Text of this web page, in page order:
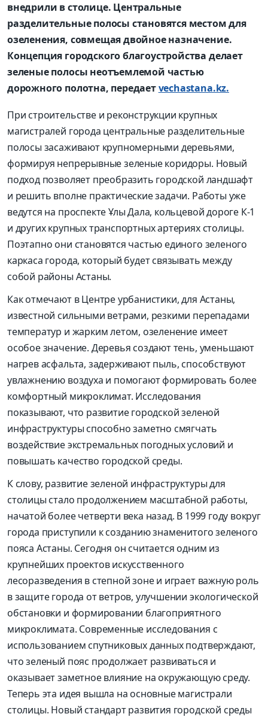
внедрили в столице. Центральные
разделительные полосы становятся местом для
озеленения, совмещая двойное назначение.
Концепция городского благоустройства делает
зеленые полосы неотъемлемой частью
дорожного полотна, передаетvechastana.kz.
При строительстве и реконструкции крупных
магистралей города центральные разделительные
полосы засаживают крупномерными деревьями,
формируя непрерывные зеленые коридоры. Новый
подход позволяет преобразить городской ландшафт
и решить вполне практические задачи. Работы уже
ведутся на проспекте Ұлы Дала, кольцевой дороге К-1
и других крупных транспортных артериях столицы.
Поэтапно они становятся частью единого зеленого
каркаса города, который будет связывать между
собой районы Астаны.
Как отмечают в Центре урбанистики, для Астаны,
известной сильными ветрами, резкими перепадами
температур и жарким летом, озеленение имеет
особое значение. Деревья создают тень, уменьшают
нагрев асфальта, задерживают пыль, способствуют
увлажнению воздуха и помогают формировать более
комфортный микроклимат. Исследования
показывают, что развитие городской зеленой
инфраструктуры способно заметно смягчать
воздействие экстремальных погодных условий и
повышать качество городской среды.
К слову, развитие зеленой инфраструктуры для
столицы стало продолжением масштабной работы,
начатой более четверти века назад. В 1999 году вокруг
города приступили к созданию знаменитого зеленого
пояса Астаны. Сегодня он считается одним из
крупнейших проектов искусственного
лесоразведения в степной зоне и играет важную роль
в защите города от ветров, улучшении экологической
обстановки и формировании благоприятного
микроклимата. Современные исследования с
использованием спутниковых данных подтверждают,
что зеленый пояс продолжает развиваться и
оказывает заметное влияние на окружающую среду.
Теперь эта идея вышла на основные магистрали
столицы. Новый стандарт развития городской среды